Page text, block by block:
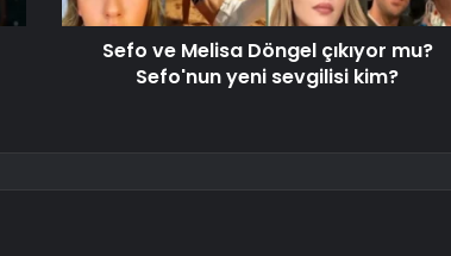
Sefo ve Melisa Döngel çıkıyor mu?
Sefo'nun yeni sevgilisi kim?